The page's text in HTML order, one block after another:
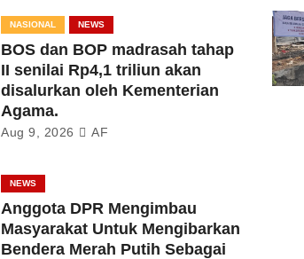
NASIONAL NEWS
BOS dan BOP madrasah tahap
II senilai Rp4,1 triliun akan
disalurkan oleh Kementerian
Agama.
Aug 9, 2026 AF
NEWS
Anggota DPR Mengimbau
Masyarakat Untuk Mengibarkan
Bendera Merah Putih Sebagai